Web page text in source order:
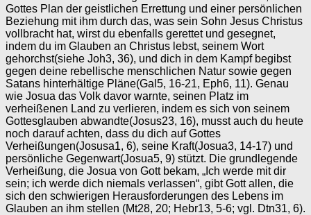
Gottes Plan der geistlichen Errettung und einer persönlichen
Beziehung mit ihm durch das, was sein Sohn Jesus Christus
vollbracht hat, wirst du ebenfalls gerettet und gesegnet,
indem du im Glauben an Christus lebst, seinem Wort
gehorchst(siehe Joh3, 36), und dich in dem Kampf begibst
gegen deine rebellische menschlichen Natur sowie gegen
Satans hinterhältige Pläne(Gal5, 16-21, Eph6, 11). Genau
wie Josua das Volk davor warnte, seinen Platz im
verheißenen Land zu verlieren, indem es sich von seinem
Gottesglauben abwandte(Josus23, 16), musst auch du heute
noch darauf achten, dass du dich auf Gottes
Verheißungen(Josusa1, 6), seine Kraft(Josua3, 14-17) und
persönliche Gegenwart(Josua5, 9) stützt. Die grundlegende
Verheißung, die Josua von Gott bekam, „Ich werde mit dir
sein; ich werde dich niemals verlassen“, gibt Gott allen, die
sich den schwierigen Herausforderungen des Lebens im
Glauben an ihm stellen (Mt28, 20; Hebr13, 5-6; vgl. Dtn31, 6).